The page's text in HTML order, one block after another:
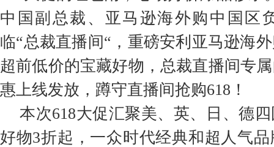
中国副总裁、亚马逊海外购中国区
临“总裁直播间“，重磅安利亚马逊海
超前低价的宝藏好物，总裁直播间专
惠上线发放，蹲守直播间抢购618！
本次618大促汇聚美、英、日、德
好物3折起，一众时代经典和超人气